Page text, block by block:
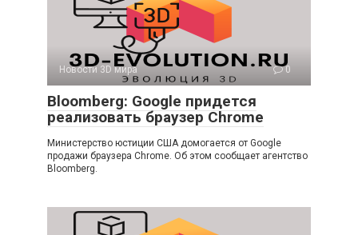
Новости 3D мира 0
Bloomberg: Google придется
реализовать браузер Chrome
Министерство юстиции США домогается от Google
продажи браузера Chrome. Об этом сообщает агентство
Bloomberg.